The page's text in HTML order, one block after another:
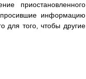
приостановленного
информацию
для того, чтобы другие